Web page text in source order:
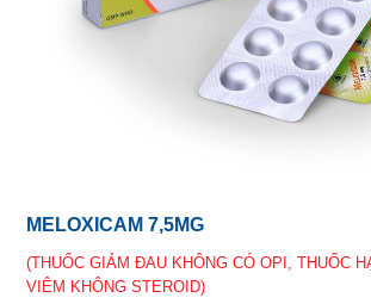
MELOXICAM 7,5MG
(THUỐC GIẢM ĐAU KHÔNG CÓ OPI, THUỐC
VIÊM KHÔNG STEROID)